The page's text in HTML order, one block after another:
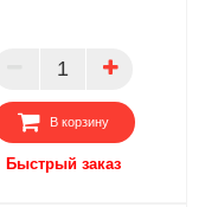
В корзину
Быстрый заказ